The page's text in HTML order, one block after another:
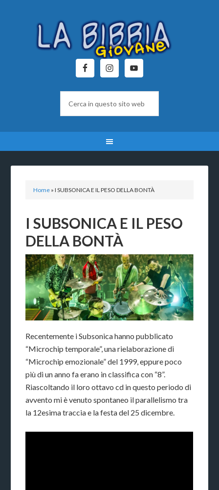
Home »I SUBSONICA E IL PESO DELLA BONTÀ
I SUBSONICA E IL PESO
DELLA BONTÀ
Recentemente i Subsonica hanno pubblicato
“Microchip temporale”, una rielaborazione di
“Microchip emozionale” del 1999, eppure poco
più di un anno fa erano in classifica con “8”.
Riascoltando il loro ottavo cd in questo periodo di
avvento mi è venuto spontaneo il parallelismo tra
la 12esima traccia e la festa del 25 dicembre.